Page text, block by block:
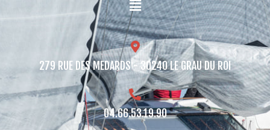
279 RUE DES MEDARDS - 30240 LE GRAU DU ROI​
04.66.53.19.90